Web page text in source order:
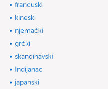
francuski
kineski
njemački
grčki
skandinavski
Indijanac
japanski